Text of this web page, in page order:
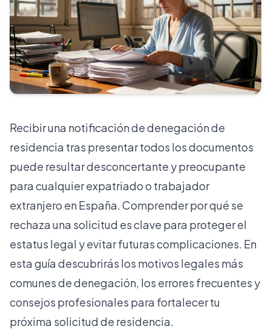
Recibir una notificación de denegación de
residencia tras presentar todos los documentos
puede resultar desconcertante y preocupante
para cualquier expatriado o trabajador
extranjero en España. Comprender por qué se
rechaza una solicitud es clave para proteger el
estatus legal y evitar futuras complicaciones. En
esta guía descubrirás los motivos legales más
comunes de denegación, los errores frecuentes y
consejos profesionales para fortalecer tu
próxima solicitud de residencia.